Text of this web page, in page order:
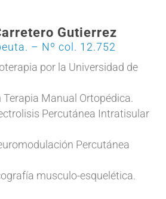
Gutierrez
– Nº col. 12.752
por la Universidad de
Manual Ortopédica.
Percutánea Intratisular
Percutánea
musculo-esquelética.